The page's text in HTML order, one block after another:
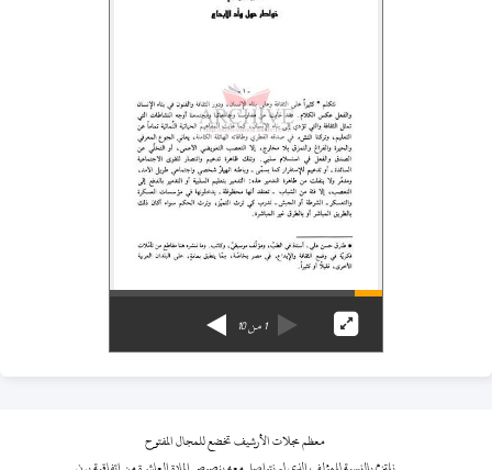
1من10
معظم مجلات الأرشيف تخضع للمجال المفتوح